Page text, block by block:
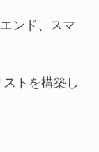
ンド、スマ
トを構築し